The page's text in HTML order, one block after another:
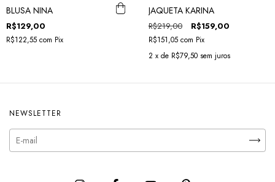
BLUSA NINA
R$129,00
R$122,55 com Pix
JAQUETA KARINA
R$219,00 R$159,00
R$151,05 com Pix
2 x de R$79,50 sem juros
NEWSLETTER